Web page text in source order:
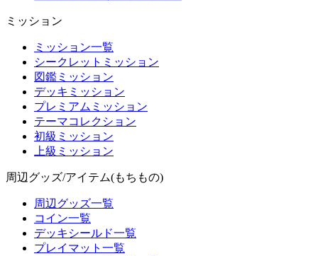
ミッション
ミッション一覧
シークレットミッション
図鑑ミッション
デッキミッション
プレミアムミッション
テーマコレクション
初級ミッション
上級ミッション
周辺グッズ/アイテム(もちもの)
周辺グッズ一覧
コイン一覧
デッキシールド一覧
プレイマット一覧